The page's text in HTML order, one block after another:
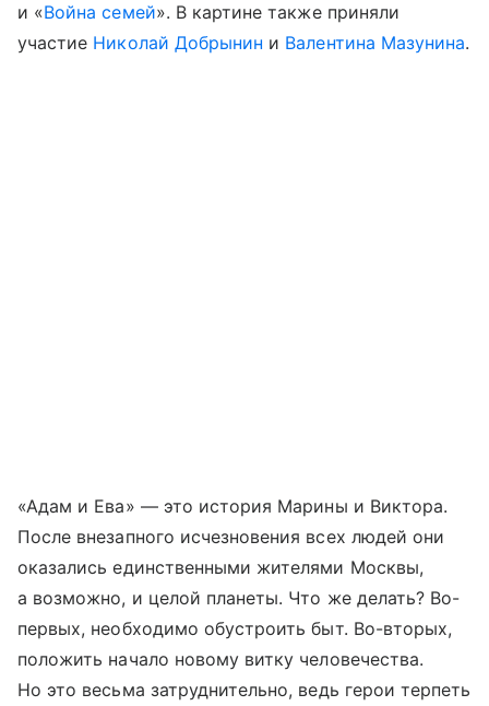
и «Война семей». В картине также приняли
участие Николай Добрынин и Валентина Мазунина.
«Адам и Ева» — это история Марины и Виктора.
После внезапного исчезновения всех людей они
оказались единственными жителями Москвы,
а возможно, и целой планеты. Что же делать? Во-
первых, необходимо обустроить быт. Во-вторых,
положить начало новому витку человечества.
Но это весьма затруднительно, ведь герои терпеть